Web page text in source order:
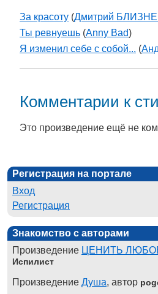
За красоту (Дмитрий
Ты ревнуешь (Anny Bad)
Я изменил себе с собой... (
Комментарии к
Это произведение ещё не
Регистрация на портале
Вход
Регистрация
Знакомство с авторами
Произведение ЦЕНИТЬ
Испилист
Произведение Душа, автор